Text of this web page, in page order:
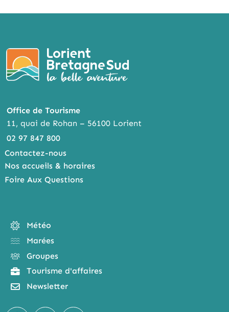
Office de Tourisme
11, quai de Rohan – 56100 Lorient
02 97 847 800
Contactez-nous
Nos accueils & horaires
Foire Aux Questions
Météo
Marées
Groupes
Tourisme d'affaires
Newsletter